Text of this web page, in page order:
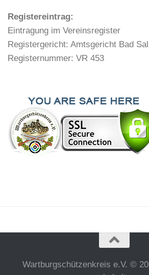
Registereintrag:
Eintragung im Vereinsregister
Registergericht: Amtsgericht Bad
Registernummer: VR 453
Wartburgschützenkreis e.V. ©